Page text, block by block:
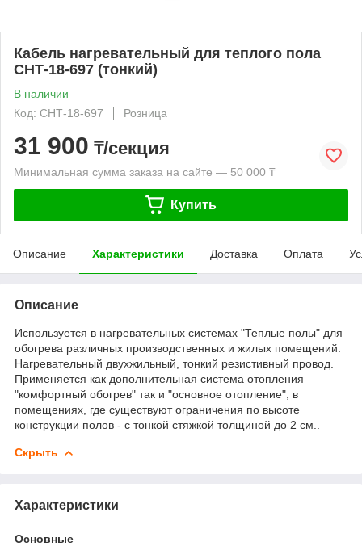
Кабель нагревательный для теплого пола
СНТ-18-697 (тонкий)
В наличии
Код: СНТ-18-697
Розница
31 900 ₸/секция
Минимальная сумма заказа на сайте — 50 000 ₸
Купить
Описание Характеристики Доставка Оплата
Описание
Используется в нагревательных системах "Теплые полы" для
обогрева различных производственных и жилых помещений.
Нагревательный двухжильный, тонкий резистивный провод.
Применяется как дополнительная система отопления
"комфортный обогрев" так и "основное отопление", в
помещениях, где существуют ограничения по высоте
конструкции полов - с тонкой стяжкой толщиной до 2 см..
Скрыть
Характеристики
Основные